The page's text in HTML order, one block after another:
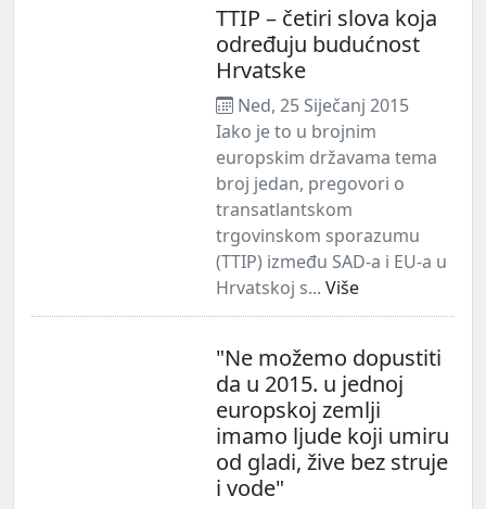
TTIP – četiri slova koja
određuju budućnost
Hrvatske
Ned, 25 Siječanj 2015
Iako je to u brojnim
europskim državama tema
broj jedan, pregovori o
transatlantskom
trgovinskom sporazumu
(TTIP) između SAD-a i EU-a u
Hrvatskoj s... Više
"Ne možemo dopustiti
da u 2015. u jednoj
europskoj zemlji
imamo ljude koji umiru
od gladi, žive bez struje
i vode"